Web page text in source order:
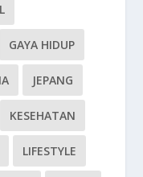
GAYA HIDUP
JEPANG
KESEHATAN
LIFESTYLE